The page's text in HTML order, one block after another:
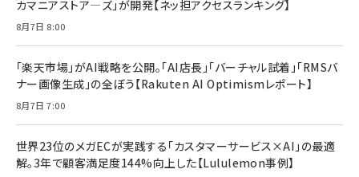
カマニアストア―ズ」が開発【ネッ担アクセスランキング】
8月7日 8:00
「楽天市場」がAI戦略を公開。「AI店長」「バーチャル試着」「RMSバ
ナー画像生成」の全ぼう【Rakuten AI Optimismレポート】
8月7日 7:00
世界23位のメガECが実践する「カスタマーサービス×AI」の最適
解。3年で顧客満足度144%向上した【Lululemon事例】